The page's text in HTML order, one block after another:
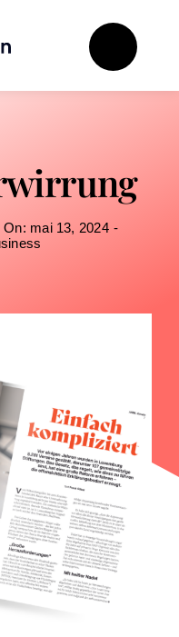
On: mai 13, 2024 -